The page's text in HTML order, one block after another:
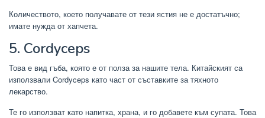
Количеството, което получавате от тези ястия не е достатъчно;
имате нужда от хапчета.
5. Cordyceps
Това е вид гъба, която е от полза за нашите тела. Китайският са
използвали Cordyceps като част от съставките за тяхното
лекарство.
Те го използват като напитка, храна, и го добавете към супата. Това